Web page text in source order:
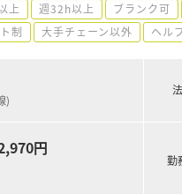
上 週32h以上 ブランク可
制 大手チェーン以外 ヘル
)
円
勤